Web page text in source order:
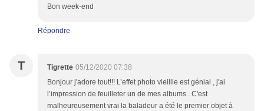
Bon week-end
Répondre
T Tigrette 05/12/2020 07:38
Bonjour j'adore tout!!! L’effet photo vieillie est génial , j'ai
l’impression de feuilleter un de mes albums . C'est
malheureusement vrai la baladeur a été le premier objet à